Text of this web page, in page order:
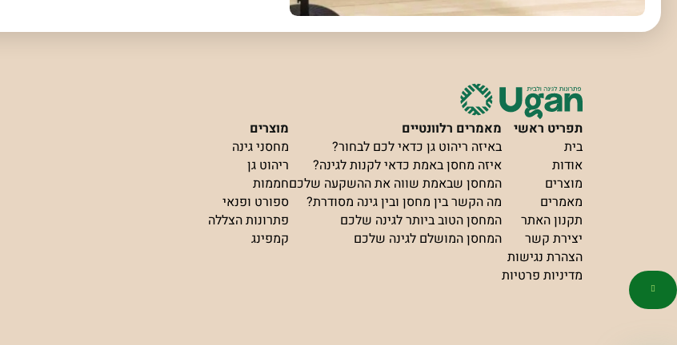
תפריט ראשי
בית
אודות
מוצרים
מאמרים
תקנון האתר
יצירת קשר
הצהרת נגישות
מדיניות פרטיות
מאמרים רלוונטיים
באיזה ריהוט גן כדאי לכם לבחור?
איזה מחסן באמת כדאי לקנות לגינה?
המחסן שבאמת שווה את ההשקעה שלכם
מה הקשר בין מחסן ובין גינה מסודרת?
המחסן הטוב ביותר לגינה שלכם
המחסן המושלם לגינה שלכם
מוצרים
מחסני גינה
ריהוט גן
חממות
ספורט ופנאי
פתרונות הצללה
קמפינג